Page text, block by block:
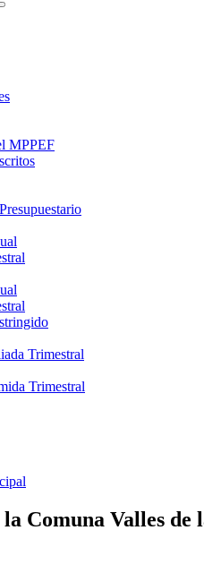
MPPEF
Trimestral
Trimestral
la Comuna Valles